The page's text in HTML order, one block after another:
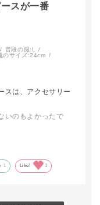
カートに入れる
スが一番
普段の服: L
のサイズ:24cm
スは、アクセサリー
いのもよかったで
です…
1 Like! 1